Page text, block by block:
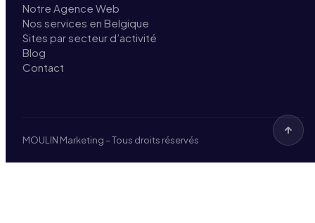
Notre Agence Web
Nos services en Belgique
Sites par secteur d’activité
Blog
Contact
MOULIN Marketing – Tous droits réservés